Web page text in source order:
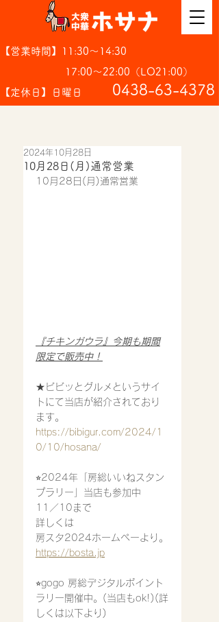
【営業時間】11:30～14:30
17:00～22:00（LO21:00）
【定休日】日曜日
​0438-63-4378
10月28日(月)通常営業
2024年10月28日
10月28日(月)通常営業
『チキンガウラ』今期も期間
限定で販売中！
★ビビッとグルメというサイ
トにて当店が紹介されており
ます。
https://bibigur.com/2024/1
0/10/hosana/
⭐︎2024年「房総いいねスタン
プラリー」当店も参加中
11／10まで
詳しくは
房スタ2024ホームペーより。
https://bosta.jp
⭐︎gogo 房総デジタルポイント
ラリー開催中。(当店もok!)(詳
しくは以下より)